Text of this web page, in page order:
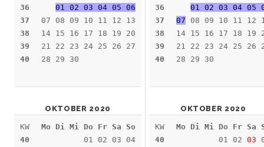
36
37
38
39
40
01 02 03 04 05 06
07 08 09 10 11 12 13
14 15 16 17 18 19 20
21 22 23 24 25 26 27
28 29 30
OKTOBER 2020
KW
40
Mo Di Mi Do Fr Sa So
01 02 03 04
36
37
38
39
40
01 02 03 04 05
07 08 09 10 11 12
14 15 16 17 18 19
21 22 23 24 25 26
28 29 30
OKTOBER 2020
KW
40
Mo Di Mi Do Fr Sa
01 0203